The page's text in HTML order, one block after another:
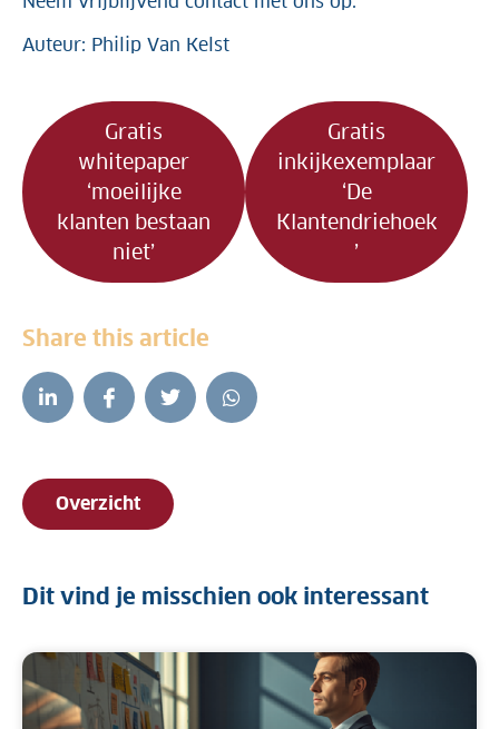
Auteur: Philip Van Kelst
Gratis
whitepaper
‘moeilijke
klanten bestaan
niet’
Gratis
inkijkexemplaar
‘De
Klantendriehoek
’
Share this article
Overzicht
Dit vind je misschien ook interessant